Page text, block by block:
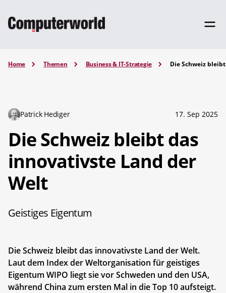
Home Themen Business & IT-Strategie Die Schweiz
Patrick Hediger 17. Sep 2025
Die Schweiz bleibt das
innovativste Land der
Welt
Geistiges Eigentum
Die Schweiz bleibt das innovativste Land der Welt.
Laut dem Index der Weltorganisation für geistiges
Eigentum WIPO liegt sie vor Schweden und den USA,
während China zum ersten Mal in die Top 10 aufsteigt.